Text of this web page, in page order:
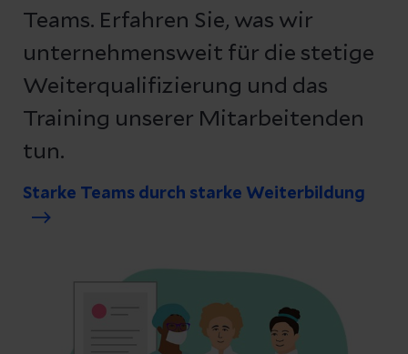
Teams. Erfahren Sie, was wir
unternehmensweit für die stetige
Weiterqualifizierung und das
Training unserer Mitarbeitenden
tun.
Starke Teams durch starke Weiterbildung